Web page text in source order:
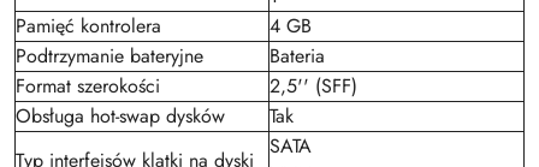
Pamięć kontrolera
4 GB
Podtrzymanie bateryjne
Bateria
Format szerokości
2,5'' (SFF)
Obsługa hot-swap dysków
Tak
Typ interfejsów klatki na dyski
SATA